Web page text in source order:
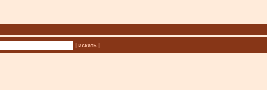
| искать |